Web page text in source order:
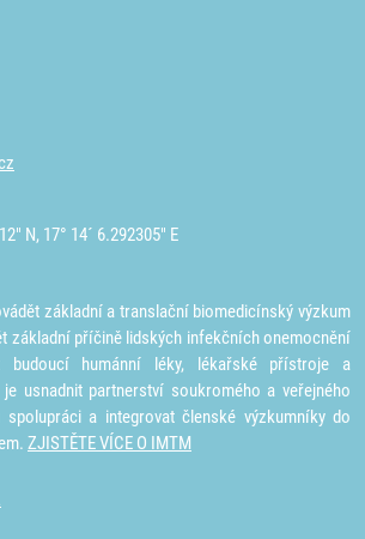
N, 17° 14´ 6.292305" E
základní a translační biomedicínský výzkum
základní příčině lidských infekčních onemocnění
humánní léky, lékařské přístroje a
usnadnit partnerství soukromého a veřejného
a integrovat členské výzkumníky do
ZJISTĚTE VÍCE O IMTM